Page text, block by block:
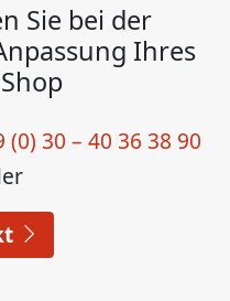
Sie bei der
Ihres
(0) 30 – 40 36 38 90